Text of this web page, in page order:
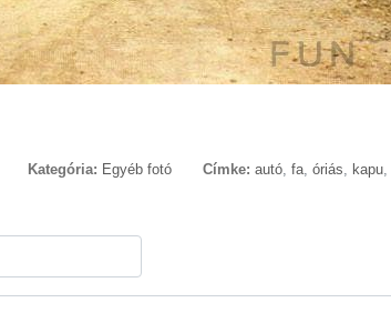
Kategória: Egyéb fotó Címke: autó, fa, óriás, kapu,